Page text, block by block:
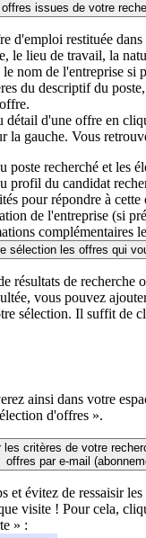
issues de votre
d'emploi restituée
le lieu de travail, la
nom de l'entreprise si
du descriptif du
détail d'une offre en
la gauche. Vous
poste recherché et les
profil du candidat
pour répondre à cette
de l'entreprise (si
complémentaires
sélection les offres qui
résultats de recherche
vous pouvez
sélection. Il suffit de
ainsi dans votre
d'offres ».
les critères de votre
offres par e-mail
et évitez de ressaisir
visite ! Pour cela,
» :